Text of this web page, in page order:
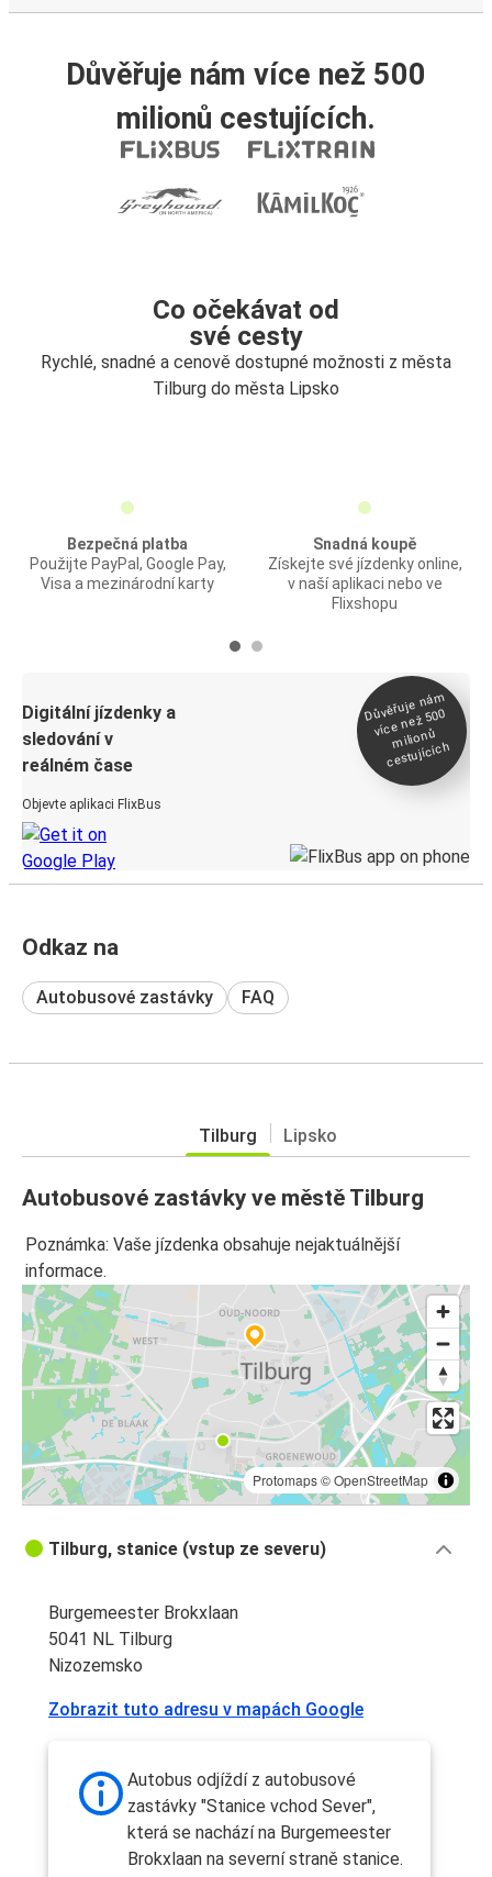
Důvěřuje nám více než 500
milionů cestujících.
Co očekávat od
své cesty
Rychlé, snadné a cenově dostupné možnosti z města
Tilburg do města Lipsko
Bezpečná platba
Použijte PayPal, Google Pay,
Visa a mezinárodní karty
Snadná koupě
Získejte své jízdenky online,
v naší aplikaci nebo ve
Flixshopu
Digitální jízdenky a
sledování v
reálném čase
Objevte aplikaci FlixBus
Důvěřuje ná
m
více než 500
milionů
cestujících
Odkaz na
Autobusové zastávky FAQ
Tilburg Lipsko
Autobusové zastávky ve městě Tilburg
Poznámka: Vaše jízdenka obsahuje nejaktuálnější
informace.
Protomaps©OpenStreetMap
Tilburg, stanice (vstup ze severu)
Burgemeester Brokxlaan
5041 NL Tilburg
Nizozemsko
Zobrazit tuto adresu v mapách Google
Autobus odjíždí z autobusové
zastávky "Stanice vchod Sever",
která se nachází na Burgemeester
Brokxlaan na severní straně stanice.